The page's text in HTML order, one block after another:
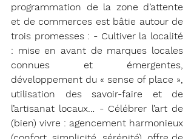
programmation de la zone d’attente
et de commerces est bâtie autour de
trois promesses : - Cultiver la localité
: mise en avant de marques locales
connues et émergentes,
développement du « sense of place »,
utilisation des savoir-faire et de
l’artisanat locaux… - Célébrer l’art de
(bien) vivre : agencement harmonieux